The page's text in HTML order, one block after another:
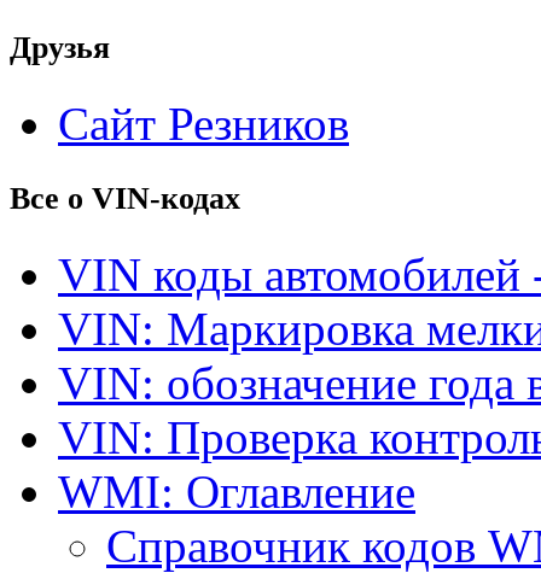
Друзья
Сайт Резников
Все о VIN-кодах
VIN коды автомобилей
VIN: Маркировка
VIN: обозначение года
VIN: Проверка
WMI: Оглавление
Справочник кодов